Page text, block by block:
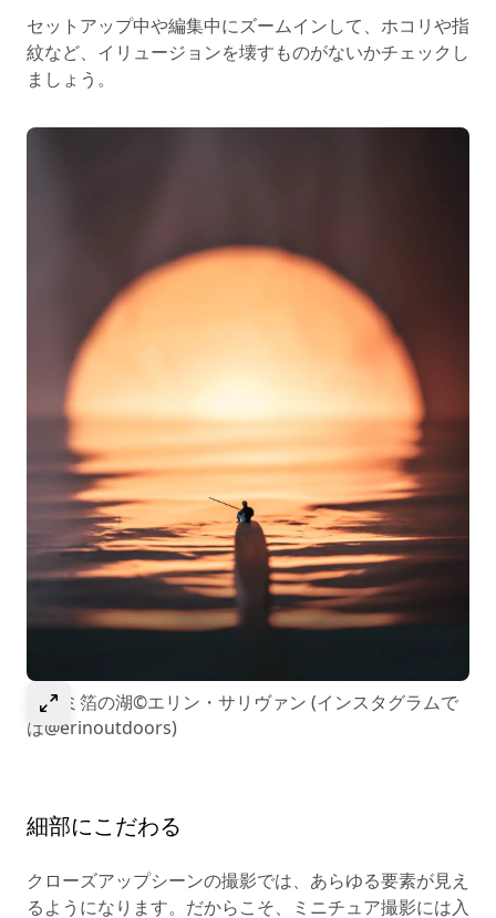
セットアップ中や編集中にズームインして、ホコリや指
紋など、イリュージョンを壊すものがないかチェックし
ましょう。
選択して画像を拡大
アルミ箔の湖©エリン・サリヴァン (インスタグラムで
は@erinoutdoors)
細部にこだわる
クローズアップシーンの撮影では、あらゆる要素が見え
るようになります。だからこそ、ミニチュア撮影には入